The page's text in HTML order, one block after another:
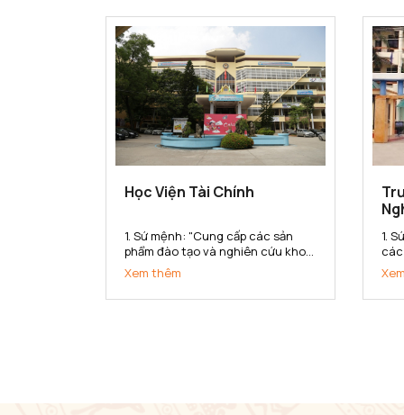
dân tộc. 2. Tầm nhìn Đến năm...
Học Viện Tài Chính
1. Sứ mệnh: "Cung cấp các sản
phẩm đào tạo và nghiên cứu khoa
học tài chính - kế toán chất lượng
cao cho xã hội" 2. Tầm nhìn: Đến
năm 2020 đạt chuẩn chất lượng
Xem thêm
1.